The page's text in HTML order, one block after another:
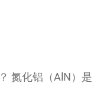
氮化铝（AlN）是